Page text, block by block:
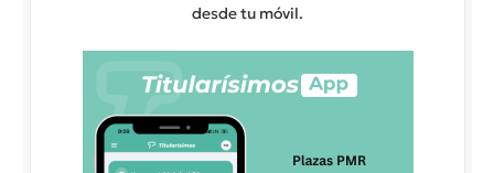
desde tu móvil.